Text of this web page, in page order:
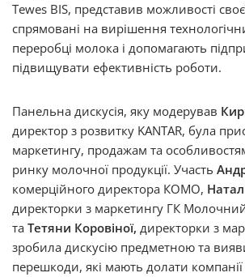
Tewes BIS, представив можливості
спрямовані на вирішення
переробці молока і допомагають
підвищувати ефективність роботи.
Панельна дискусія, яку модерував
директор з розвитку KANTAR, була
маркетингу, продажам та
ринку молочної продукції. Участь
комерційного директора КOMO,
директорки з маркетингу ГК
та Тетяни Коровіної, директорки з
зробила дискусію предметною та
перешкоди, які мають долати